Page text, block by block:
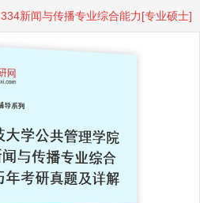
334新闻与传播专业综合能力[专业硕士]